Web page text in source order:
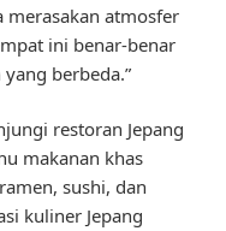
merasakan atmosfer
ini benar-benar
berbeda.”
restoran Jepang
makanan khas
sushi, dan
kuliner Jepang